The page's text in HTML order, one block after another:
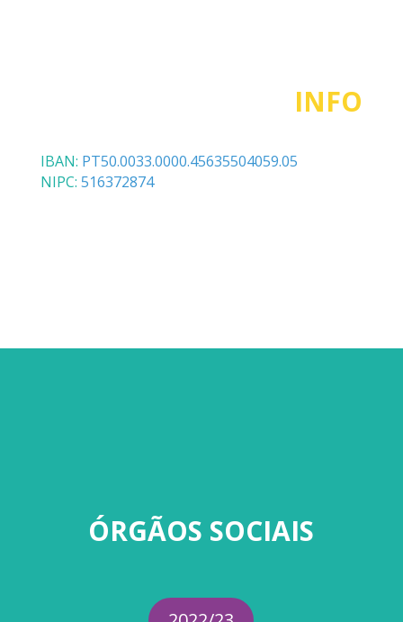
INFO
IBAN: PT50.0033.0000.45635504059.05
NIPC: 516372874
ÓRGÃOS SOCIAIS